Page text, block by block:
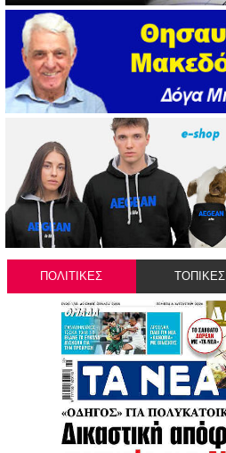
ΠΟΛΙΤΙΚΕΣ ΤΟΠΙΚΕΣ